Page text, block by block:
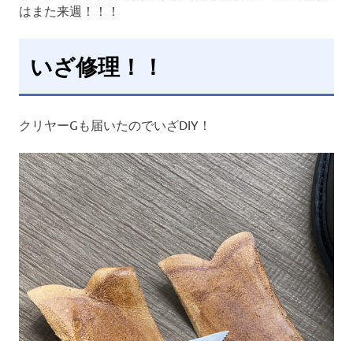
はまた来週！！！
いざ修理！！
クリヤーGも届いたのでいざDIY！